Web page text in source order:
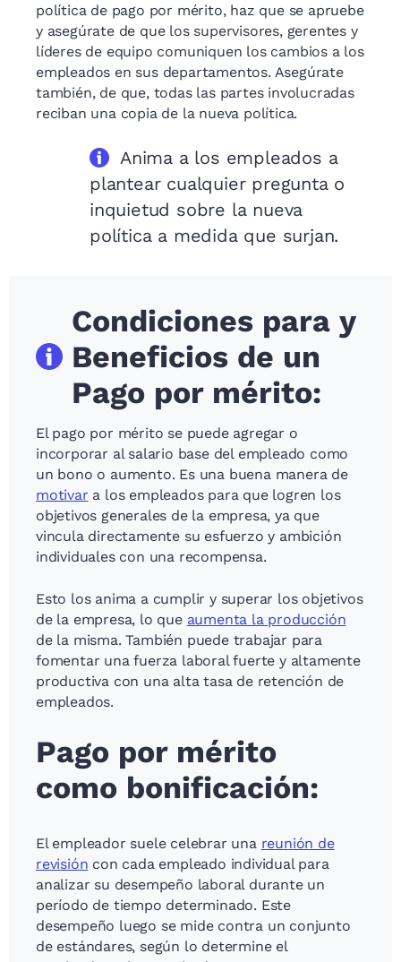
política de pago por mérito, haz que se apruebe
y asegúrate de que los supervisores, gerentes y
líderes de equipo comuniquen los cambios a los
empleados en sus departamentos. Asegúrate
también, de que, todas las partes involucradas
reciban una copia de la nueva política.
Anima a los empleados a
plantear cualquier pregunta o
inquietud sobre la nueva
política a medida que surjan.
Condiciones para y
Beneficios de un
Pago por mérito:
El pago por mérito se puede agregar o
incorporar al salario base del empleado como
un bono o aumento. Es una buena manera de
motivar a los empleados para que logren los
objetivos generales de la empresa, ya que
vincula directamente su esfuerzo y ambición
individuales con una recompensa.
Esto los anima a cumplir y superar los objetivos
de la empresa, lo que aumenta la producción
de la misma. También puede trabajar para
fomentar una fuerza laboral fuerte y altamente
productiva con una alta tasa de retención de
empleados.
Pago por mérito
como bonificación:
El empleador suele celebrar una reunión de
revisión con cada empleado individual para
analizar su desempeño laboral durante un
período de tiempo determinado. Este
desempeño luego se mide contra un conjunto
de estándares, según lo determine el